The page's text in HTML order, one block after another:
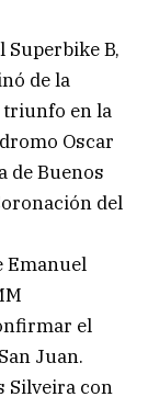
Superbike B,
de la
triunfo en la
Oscar
de Buenos
del
Emanuel
el
Juan.
Silveira con